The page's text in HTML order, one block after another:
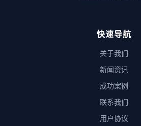
快速导航
关于我们
新闻资讯
成功案例
联系我们
用户协议